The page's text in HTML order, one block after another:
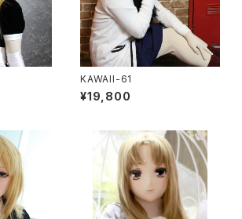
KAWAII-61
¥19,800